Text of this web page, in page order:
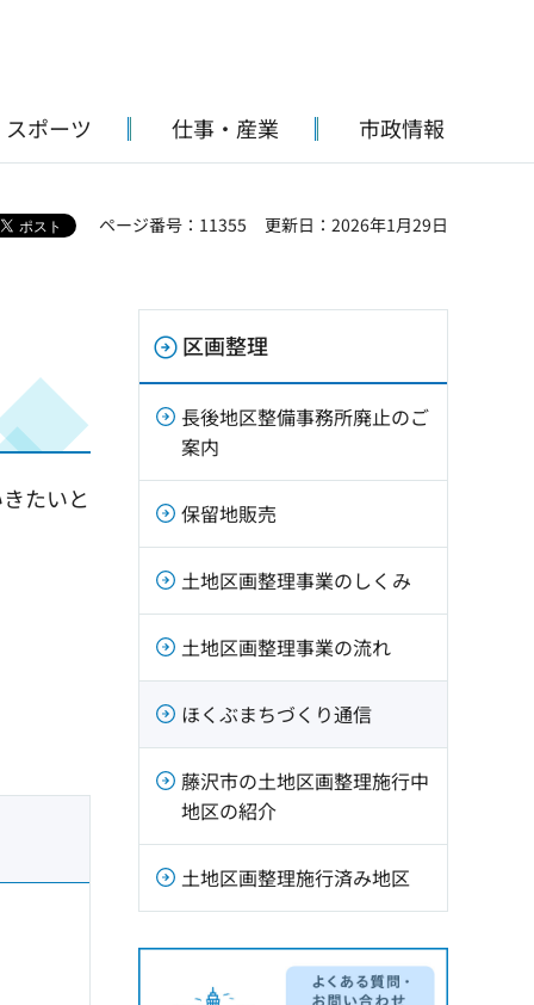
ポーツ 仕事・産業 市政情報
ページ番号：11355 更新日：2026年1月29日
たいと
区画整理
長後地区整備事務所廃止のご
案内
保留地販売
土地区画整理事業のしくみ
土地区画整理事業の流れ
ほくぶまちづくり通信
藤沢市の土地区画整理施行中
地区の紹介
土地区画整理施行済み地区